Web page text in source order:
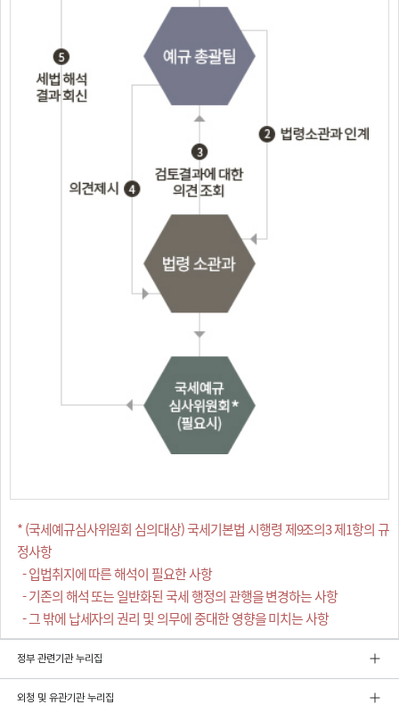
* (국세예규심사위원회 심의대상) 국세기본법 시행령 제9조의3 제1항의 규
정사항
- 입법취지에 따른 해석이 필요한 사항
- 기존의 해석 또는 일반화된 국세 행정의 관행을 변경하는 사항
- 그 밖에 납세자의 권리 및 의무에 중대한 영향을 미치는 사항
정부 관련기관 누리집
외청 및 유관기관 누리집